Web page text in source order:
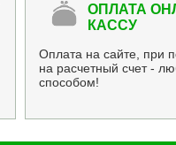
ОПЛАТА
КАССУ
Оплата на сайте, при
на расчетный счет -
способом!